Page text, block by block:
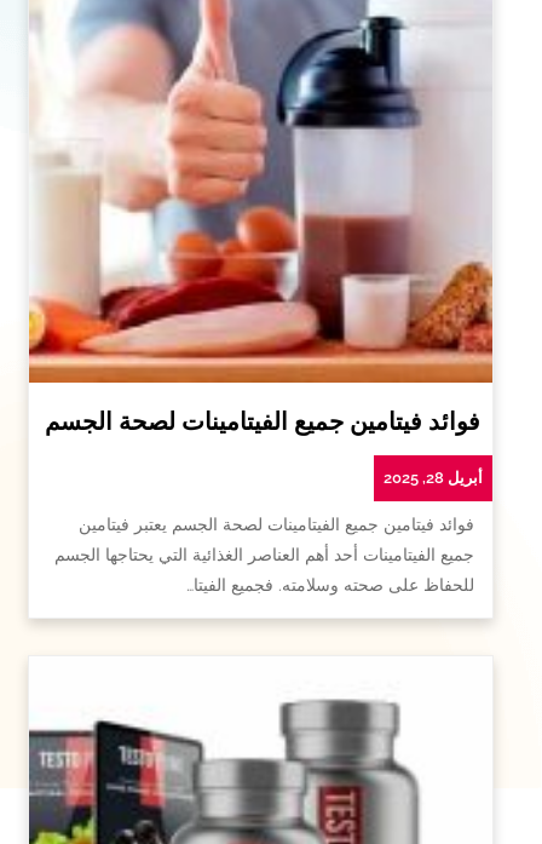
فوائد فيتامين جميع الفيتامينات لصحة الجسم
أبريل 28, 2025
فوائد فيتامين جميع الفيتامينات لصحة الجسم يعتبر فيتامين
جميع الفيتامينات أحد أهم العناصر الغذائية التي يحتاجها الجسم
للحفاظ على صحته وسلامته. فجميع الفيتا…